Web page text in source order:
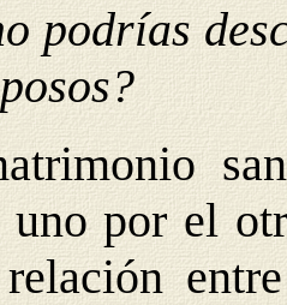
podrías
uno por el